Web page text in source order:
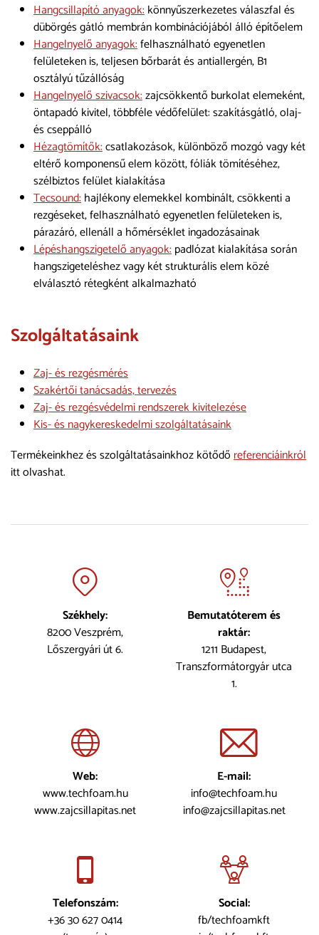
Hangcsillapító anyagok:könnyűszerkezetes válaszfal és
dübörgés gátló membrán kombinációjából álló építőelem
Hangelnyelő anyagok:felhasználható egyenetlen
felületeken is, teljesen bőrbarát és antiallergén, B1
osztályú tűzállóság
Hangelnyelő szivacsok:zajcsökkentő burkolat elemeként,
öntapadó kivitel, többféle védőfelület: szakításgátló, olaj-
és cseppálló
Hézagtömítők:csatlakozások, különböző mozgó vagy két
eltérő komponensű elem között, fóliák tömítéséhez,
szélbiztos felület kialakítása
Tecsound:hajlékony elemekkel kombinált, csökkenti a
rezgéseket, felhasználható egyenetlen felületeken is,
párazáró, ellenáll a hőmérséklet ingadozásainak
Lépéshangszigetelő anyagok:padlózat kialakítása során
hangszigeteléshez vagy két strukturális elem közé
elválasztó rétegként alkalmazható
Szolgáltatásaink
Zaj- és rezgésmérés
Szakértői tanácsadás, tervezés
Zaj- és rezgésvédelmi rendszerek kivitelezése
Kis- és nagykereskedelmi szolgáltatásaink
Termékeinkhez és szolgáltatásainkhoz kötődőreferenciáinkról
itt olvashat.
Székhely:
8200 Veszprém,
Lőszergyári út 6.
Bemutatóterem és
raktár:
1211 Budapest,
Transzformátorgyár utca
1.
Web:
www.techfoam.hu
www.zajcsillapitas.net
E-mail:
info@techfoam.hu
info@zajcsillapitas.net
Telefonszám:
+36 30 627 0414
Social:
fb/techfoamkft